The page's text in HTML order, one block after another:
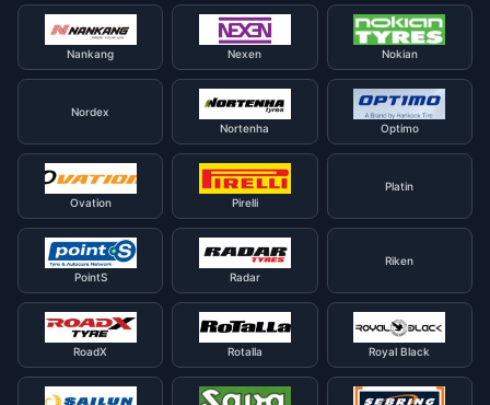
Nankang Nexen Nokian
Nordex
Nortenha
Optimo
Ovation Pirelli
Platin
PointS Radar
Riken
RoadX Rotalla Royal Black